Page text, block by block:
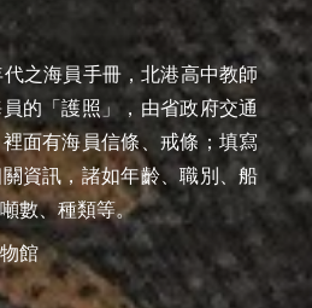
之海員手冊，北港高中教師
的「護照」，由省政府交通
面有海員信條、戒條；填寫
資訊，諸如年齡、職別、船
數、種類等。
館